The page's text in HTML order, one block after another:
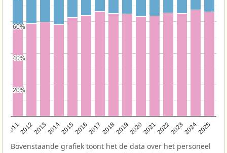
201120122013201420152016201720182019202020212022202320242025
20%
20%
40%
40%
60%
60%
Bovenstaande grafiek toont het de data over het personeel